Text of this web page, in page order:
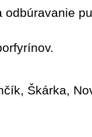
odbúravanie
Škárka,